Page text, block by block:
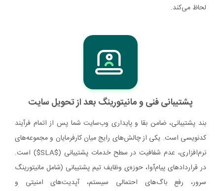
لحاظ می‌کند.
پشتیبانی فنی و مانیتورینگ بعد از تحویل سایت
بند پشتیبانی، ضامن بقا و پایداری وب‌سایت شما پس از اتمام فرآیند
کدنویسی است. یکی از چالش‌های رایج میان کارفرمایان و مجموعه‌های
نرم‌افزاری، عدم شفافیت در سطح خدمات پشتیبانی ($SLA$) است.
در قراردادهای پیام‌آوا، حوزه‌ی وظایف تیم پشتیبانی (شامل مانیتورینگ
سرور، رفع باگ‌های احتمالی سیستم، آپدیت‌های امنیتی و